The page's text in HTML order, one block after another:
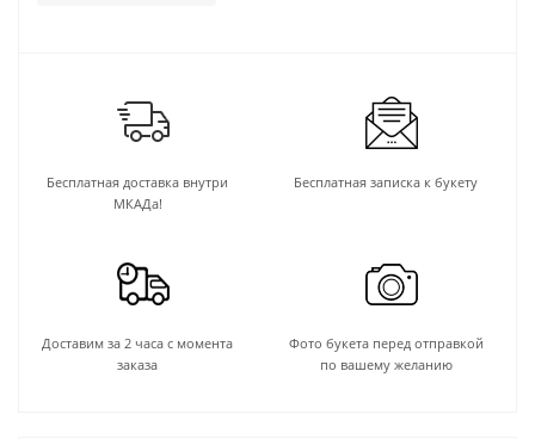
Бесплатная доставка внутри
МКАДа!
Бесплатная записка к букету
Доставим за 2 часа с момента
заказа
Фото букета перед отправкой
по вашему желанию